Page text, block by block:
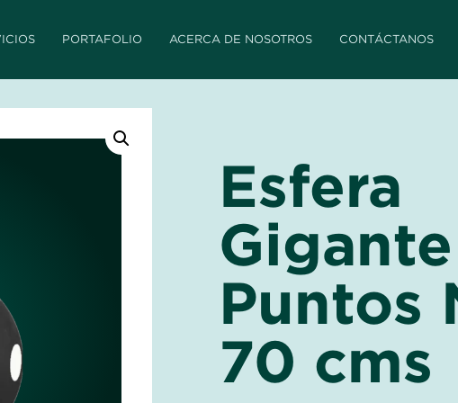
PORTAFOLIO ACERCA DE NOSOTROS CONTÁCTANOS
Esfera
Gigante
Puntos
70 cms